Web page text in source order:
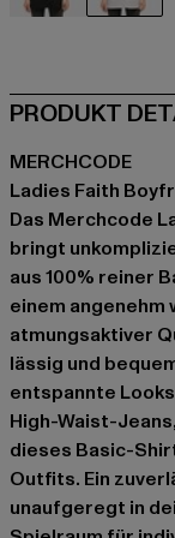
PRODUKT
MERCHCODE
Ladies Faith
Das Merchcode
bringt
aus 100% reiner
einem angenehm
atmungsaktiver
lässig und
entspannte
High-Waist-
dieses Basic-
Outfits. Ein
unaufgeregt in